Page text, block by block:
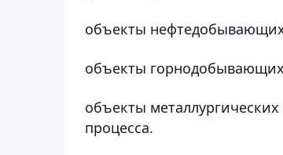
объекты
объекты
объекты
процесса.